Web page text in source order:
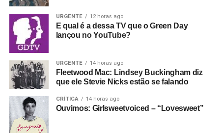
Fantasma funcionando todo dia.
E se ainda não assinou, dá tempo:
assine a
newslettere receba nossos posts direto no e-
mail.
No meio da porradaria crusty, vale citar os vocais
femininos (a vocalista é Helô Knup) e a preocupação da
banda em fazer melodias bonitas e pesadas, e criar um
ambiente sonoro que permita que as letras sejam quase
100% entendidas sem encarte. Ouça hoje mesmo.
Gostou do texto? Seu apoio mantém o Pop
Fantasma funcionando todo dia.
E se ainda não assinou, dá tempo:
newsletter
URGENTE 12 horas ago
E qual é a dessa TV que o Green Day
lançou no YouTube?
URGENTE 14 horas ago
Fleetwood Mac: Lindsey Buckingham diz
que ele Stevie Nicks estão se falando
CRÍTICA 14 horas ago
Ouvimos: Girlsweetvoiced – “Lovesweet”